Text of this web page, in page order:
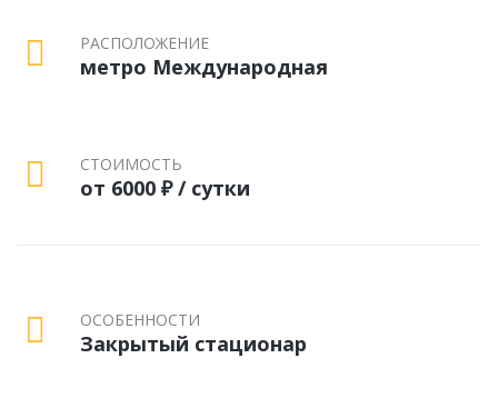
РАСПОЛОЖЕНИЕ
метро Международная
СТОИМОСТЬ
от 6000 ₽ / сутки
ОСОБЕННОСТИ
Закрытый стационар